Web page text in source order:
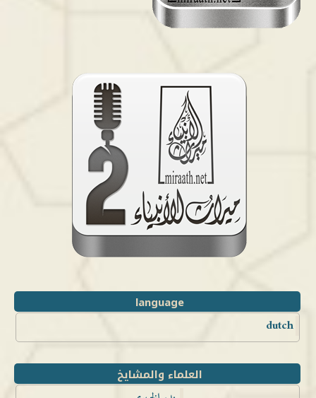
language
dutch
العلماء والمشايخ